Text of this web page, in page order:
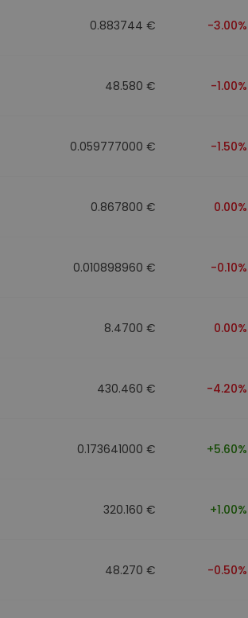
0.883744 € -3.00%
48.580 € -1.00%
0.059777000 € -1.50%
0.867800 € 0.00%
0.010898960 € -0.10%
8.4700 € 0.00%
430.460 € -4.20%
0.173641000 € +5.60%
320.160 € +1.00%
48.270 € -0.50%